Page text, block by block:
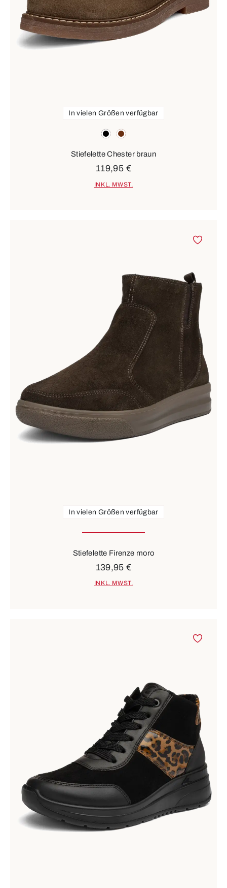
schwarz
braun
In vielen Größen verfügbar
Stiefelette Chester braun
119,95 €
INKL. MWST.
In vielen Größen verfügbar
Stiefelette Firenze moro
139,95 €
INKL. MWST.